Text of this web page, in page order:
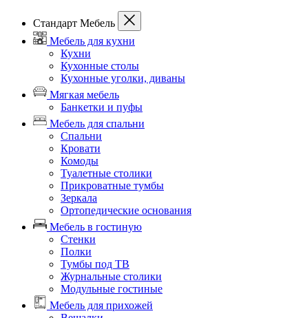
Стандарт Мебель
Мебель для кухни
Кухни
Кухонные столы
Кухонные уголки, диваны
Мягкая мебель
Банкетки и пуфы
Мебель для спальни
Спальни
Кровати
Комоды
Туалетные столики
Прикроватные тумбы
Зеркала
Ортопедические основания
Мебель в гостиную
Стенки
Полки
Тумбы под ТВ
Журнальные столики
Модульные гостиные
Мебель для прихожей